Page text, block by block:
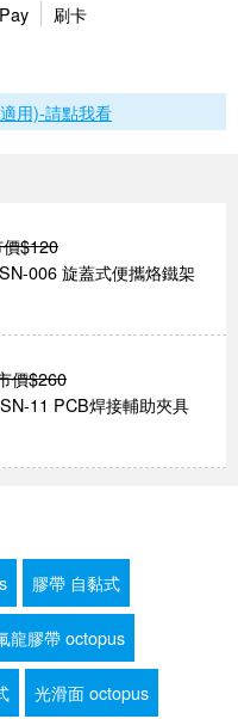
刷卡
用)-請點我看
$120
006 旋蓋式便攜烙鐵架
價$260
11 PCB焊接輔助夾具
膠帶 自黏式
龍膠帶 octopus
光滑面 octopus